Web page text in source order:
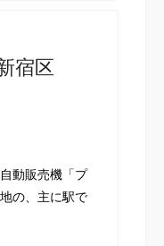
宿区
動販売機「プ
の、主に駅で